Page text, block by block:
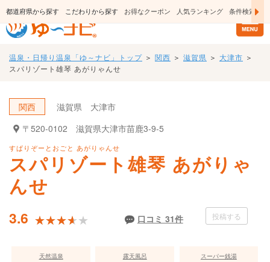
日帰り温泉・スーパー銭湯のおすすめ温泉情報
都道府県から探す こだわりから探す お得なクーポン 人気ランキング 条件検索
温泉・日帰り温泉「ゆ～ナビ」トップ ＞ 関西 ＞ 滋賀県 ＞ 大津市 ＞
スパリゾート雄琴 あがりゃんせ
関西 滋賀県
大津市
〒520-0102
滋賀県大津市苗鹿3‐9‐5
すぱりぞーとおごと あがりゃんせ
スパリゾート雄琴 あがりゃ
んせ
3.6 ★★★★★
★★★★★ 口コミ 31件 投稿する
天然温泉 露天風呂 スーパー銭湯